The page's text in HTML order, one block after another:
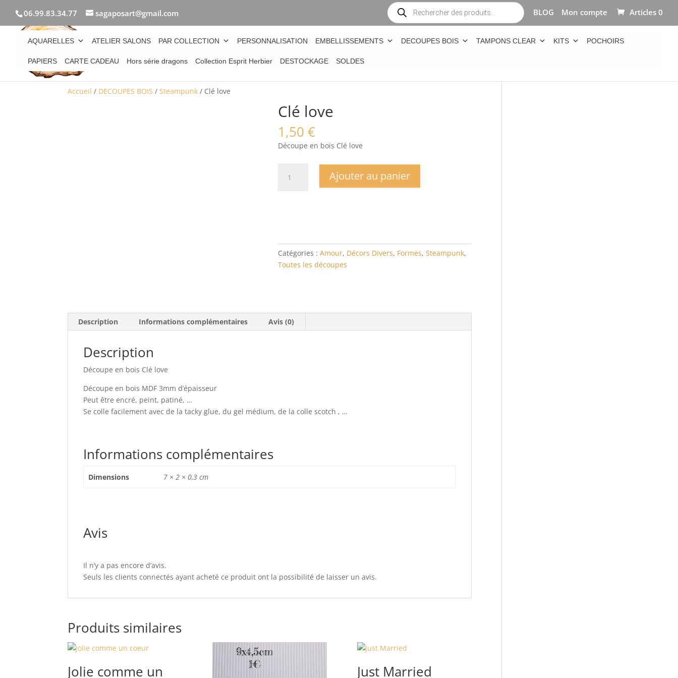
06.99.83.34.77 sagaposart@gmail.com
Recherche
de
produits
BLOG Mon compte Articles 0
AQUARELLES ATELIER SALONS PAR COLLECTION PERSONNALISATION EMBELLISSEMENTS DECOUPES BOIS TAMPONS CLEAR KITS POCHOIRS
PAPIERS CARTE CADEAU Hors série dragons Collection Esprit Herbier DESTOCKAGE SOLDES
Accueil / DECOUPES BOIS /Steampunk / Clé love
Clé love
1,50 €
Découpe en bois Clé love
Ajouter au panier
Catégories : Amour, Décors Divers, Formes, Steampunk,
Toutes les découpes
Description Informations complémentaires Avis (0)
Description
Découpe en bois Clé love
Découpe en bois MDF 3mm d’épaisseur
Peut être encré, peint, patiné, …
Se colle facilement avec de la tacky glue, du gel médium, de la colle scotch , …
Informations complémentaires
Dimensions 7 × 2 × 0,3 cm
Avis
Il n’y a pas encore d’avis.
Seuls les clients connectés ayant acheté ce produit ont la possibilité de laisser un avis.
Produits similaires
Jolie comme un Just Married